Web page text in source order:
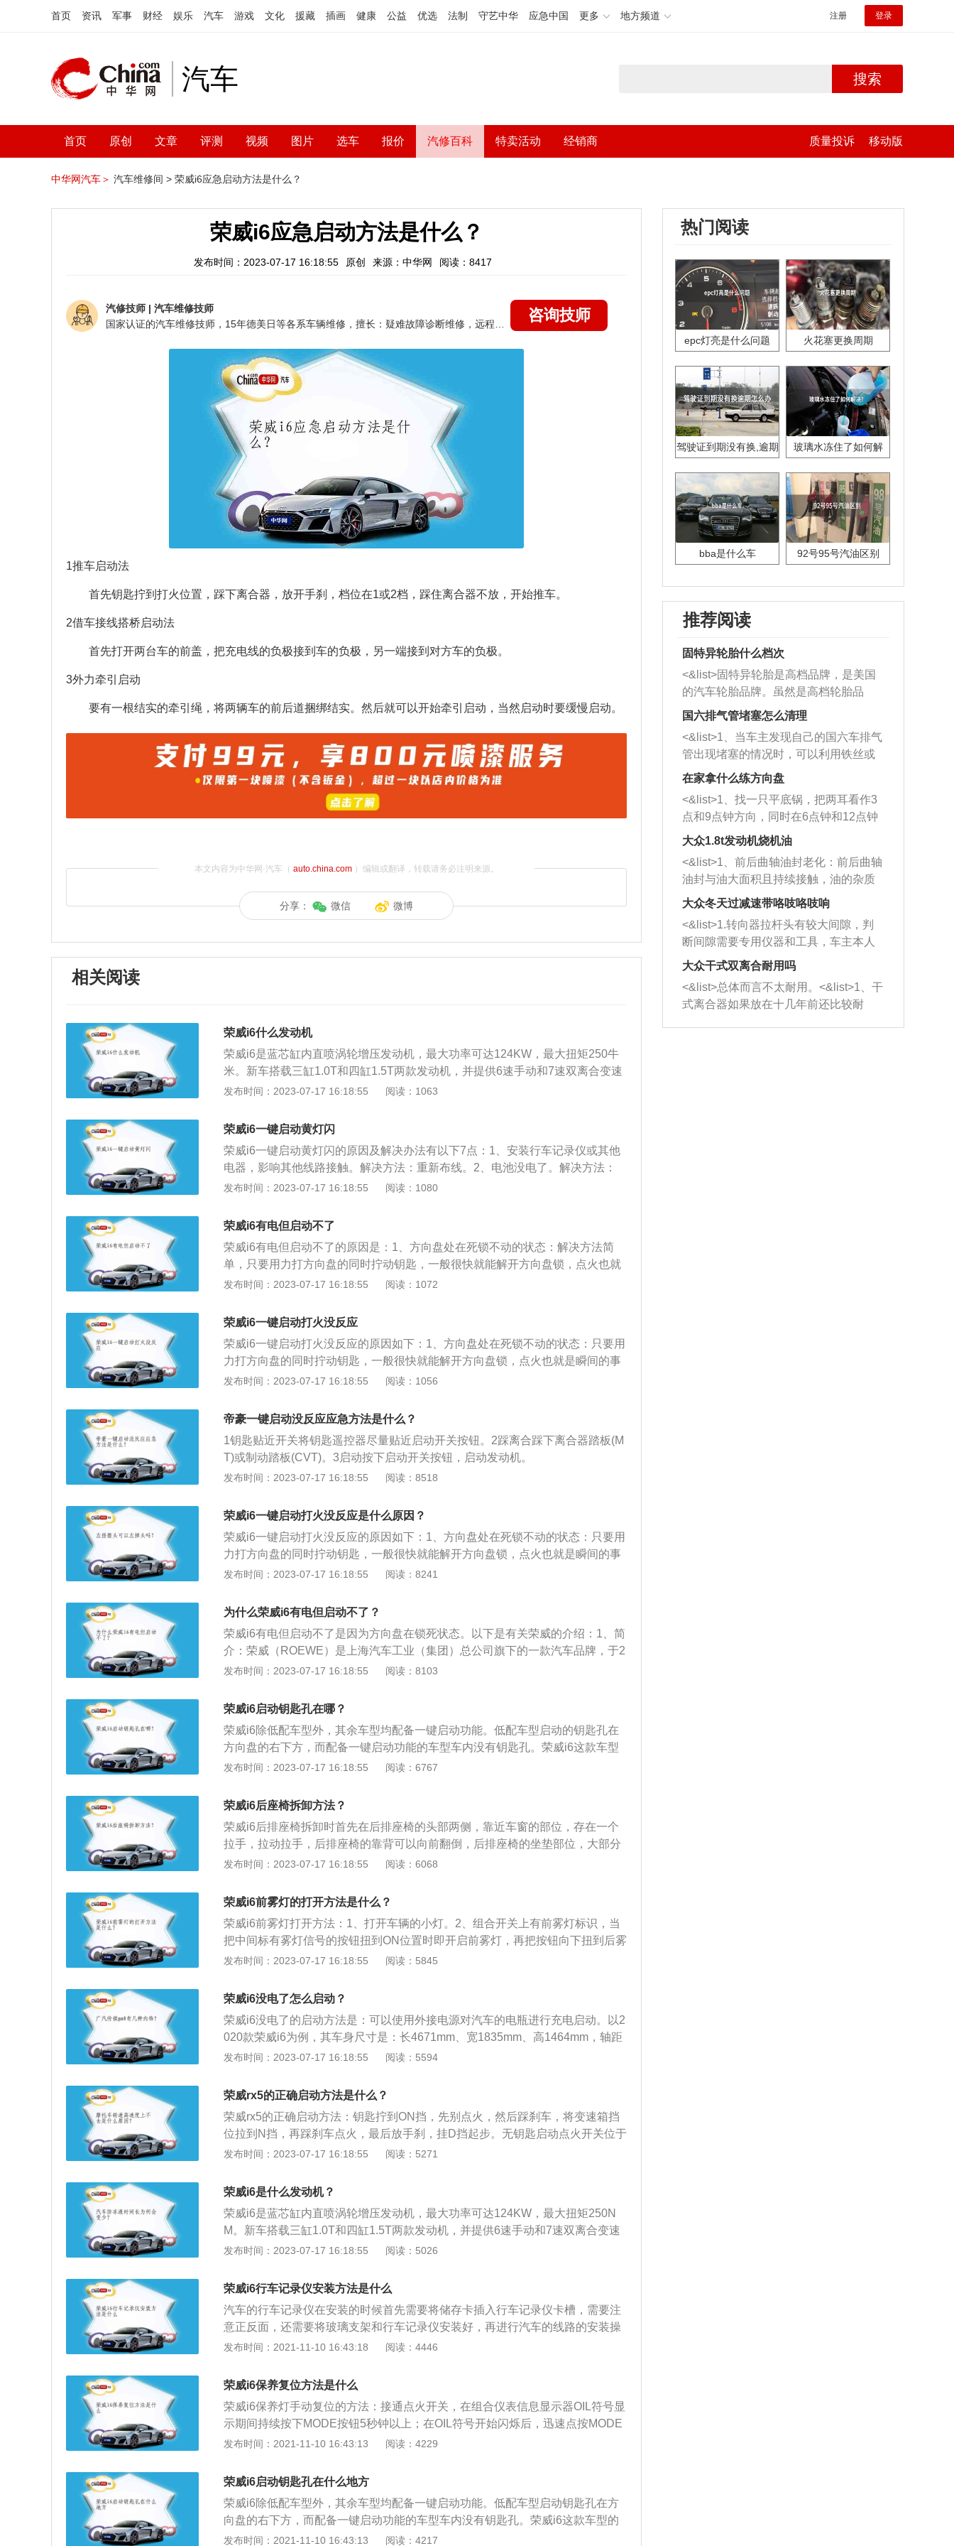
首页 资讯 军事 财经 娱乐 汽车 游戏 文化 援藏 插画 健康 公益 优选 法制 守艺中华 应急中国 更多 地方频道 注册 登录
汽车 搜索
首页 原创 文章 评测 视频 图片 选车 报价 汽修百科 特卖活动 经销商 质量投诉 移动版
中华网汽车＞ 汽车维修间 > 荣威i6应急启动方法是什么？
荣威i6应急启动方法是什么？
发布时间：2023-07-17 16:18:55 原创 来源：中华网 阅读：8417
汽修技师 | 汽车维修技师
咨询技师
1推车启动法
首先钥匙拧到打火位置，踩下离合器，放开手刹，档位在1或2档，踩住离合器不放，开始推车。
2借车接线搭桥启动法
首先打开两台车的前盖，把充电线的负极接到车的负极，另一端接到对方车的负极。
3外力牵引启动
要有一根结实的牵引绳，将两辆车的前后道捆绑结实。然后就可以开始牵引启动，当然启动时要缓慢启动。
本文内容为中华网·汽车（ auto.china.com）编辑或翻译，转载请务必注明来源。
分享： 微信 微博
相关阅读
荣威i6什么发动机
荣威i6是蓝芯缸内直喷涡轮增压发动机，最大功率可达124KW，最大扭矩250牛
米。新车搭载三缸1.0T和四缸1.5T两款发动机，并提供6速手动和7速双离合变速
箱供消费者选择。荣威对外公布了全新i6车型的动力信息，新车搭载三缸1.0T(官
速双离合变速箱供消费者选择。荣威i6搭配了10.4英寸的超大高清触控电容屏，
支持语音交互、远程车辆控制和导航等，还有YunOS智能车机系统。科技配置是i
6的一大亮点，拥有专属身份ID登录，远程车辆控制(含远程寻车、座椅加热，车
门上锁解锁、空调开启关闭)配置。同时，该车还可享受基础服务与基本流量终身
免费、无限迭代升级、智能硬件接入分享、车辆维修保养提醒及预约、车辆定位
望，低速畅挫感扣制得很不错动力输出线性，悬架表现也很舒服。
发布时间：2023-07-17 16:18:55 阅读：1063
荣威i6一键启动黄灯闪
荣威i6一键启动黄灯闪的原因及解决办法有以下7点：1、安装行车记录仪或其他
电器，影响其他线路接触。解决方法：重新布线。2、电池没电了。解决方法：
更换电池。3、钥匙感应的问题，有时候附近磁场挺强的，会有干扰，钥匙检查
正常的防盗功能。出现这种情况的原因是汽车熄火后方向盘扭曲。这时车载电脑
会认为汽车被盗，自动启动防盗功能。解决方法：先一键启动，再踩刹车，打方
向盘，再一键启动。5、怠速马达、进气道、进气门和燃烧室积碳过多。解决方
法：需要清理积碳。6、碳罐或碳罐电磁阀出现故障等，解决方法：需要前往专
业维修机构检修处理。7、一键启动钥匙没电。解决办法：更换电池即可。
发布时间：2023-07-17 16:18:55 阅读：1080
荣威i6有电但启动不了
荣威i6有电但启动不了的原因是：1、方向盘处在死锁不动的状态：解决方法简
单，只要用力打方向盘的同时拧动钥匙，一般很快就能解开方向盘锁，点火也就
是瞬间的事情了。2、停车时没有把档位回到P挡：想想如果再D挡或是R挡能够
T、CVT、AMT)，厂家都会预设这个模式，并且在说明书中一再告知：点火时确
保挡位处在P挡位置。3、一键启动有时会遇到智能钥匙亏电的烦恼。明明钥匙在
车内，但是仪表总是显示钥匙匹配错误，这种情况很可能是智能钥匙亏电，启动
系统感应不到钥匙发出的微弱电波了，于是建议将智能钥匙拿起放在启动按钮
上，然后再按压按钮启动。4、查看电瓶是否有电：打不着火可能是由于长时间
瓶。5、看看是否有油：如果油表显示已在红线以下，自然打不着火。同时还要
注意油的品质。曾有车主的车拆开后发现油箱里有水和泥，用这样的油车不坏都
不可能。6、未加防冻液：有些车主给车加水或劣质防冻液，结果导致冬天特别
不着火，并且伤及发动机其他部件。7、车辆发动机积碳过多也会造成点火困
换油品质量；检查、维修气门口。8、点火系统故障，低压电路的线连接不良或
者高压线漏电都造成该故障。需进行检查维修。9、起动机老化严重，也就是汽
车使用寿命过长，导致起动机逐渐老化，启动无力，打不着火。需要维修或更换
起动机。10、温度过低，在温度较低的冬天，汽车机油粘稠度发生变化导致转速
发布时间：2023-07-17 16:18:55 阅读：1072
荣威i6一键启动打火没反应
荣威i6一键启动打火没反应的原因如下：1、方向盘处在死锁不动的状态：只要用
力打方向盘的同时拧动钥匙，一般很快就能解开方向盘锁，点火也就是瞬间的事
情。2、停车时没有把档位回到P挡：想想如果在d挡或是r挡能够点火，点火瞬间
家都会预设这个模式，并且在说明书中一再告知：点火时确保档位处在p挡位
置。3、查看电瓶是否有电：打不着火可能是由于长时间大灯未关等原因造成的
亏电或是电瓶寿命到期，一般根据保养手册及时更换电瓶。建议找人搭电或者拖
车去修理厂修理。荣威i6一键启动打不着火的处理方法是：上下旋转汽车方向盘
与此同时按住汽车发动机一键启动按键释放出来支撑力解除方向盘锁；将档位挂
是：无线射频识别技术性，根据感应卡内的处理芯片磁感应控制开关防盗锁，当
司机靠近车子时，车辆自动检索买车人真实身份，车门锁会自行开启并消除防
盗，不用采用锁匙。
发布时间：2023-07-17 16:18:55 阅读：1056
帝豪一键启动没反应应急方法是什么？
1钥匙贴近开关将钥匙遥控器尽量贴近启动开关按钮。2踩离合踩下离合器踏板(M
T)或制动踏板(CVT)。3启动按下启动开关按钮，启动发动机。
发布时间：2023-07-17 16:18:55 阅读：8518
荣威i6一键启动打火没反应是什么原因？
荣威i6一键启动打火没反应的原因如下：1、方向盘处在死锁不动的状态：只要用
力打方向盘的同时拧动钥匙，一般很快就能解开方向盘锁，点火也就是瞬间的事
情。2、停车时没有把档位回到P挡：想想如果在D挡或是R挡能够点火，点火瞬
厂家都会预设这个模式，并且在说明书中一再告知：点火时确保档位处在P挡位
置。3、查看电瓶是否有电：打不着火可能是由于长时间大灯未关等原因造成的
亏电或是电瓶寿命到期，一般根据保养手册及时更换电瓶。
发布时间：2023-07-17 16:18:55 阅读：8241
为什么荣威i6有电但启动不了？
荣威i6有电但启动不了是因为方向盘在锁死状态。以下是有关荣威的介绍：1、简
介：荣威（ROEWE）是上海汽车工业（集团）总公司旗下的一款汽车品牌，于2
006年10月推出。2、历史：荣威的汽车技术来源于上海汽车之前收购的罗孚，但
市场。3、品牌：荣威的品牌口号为“品位、科技、实现”，表达了上海汽车以国际
化的视野、创新的理念传承国际汽车的先进技术，以民用车科技为核心，打造国
际品牌新经典的决心和信心。
发布时间：2023-07-17 16:18:55 阅读：8103
荣威i6启动钥匙孔在哪？
荣威i6除低配车型外，其余车型均配备一键启动功能。低配车型启动的钥匙孔在
方向盘的右下方，而配备一键启动功能的车型车内没有钥匙孔。荣威i6这款车型
的备用启动位置是位于一键启动的旁边位置，只要把钥匙放在旁边，即使是没有
火方式和传统启动程序，只要轻轻按下一键启动按钮键，即可实现启动熄火，在
点火的过程中大部分需要踩脚刹。2、一键启动的装置是智能汽车的一部分，是
实现简约启动过程的一个按钮装置，同时也可以熄火，该装置可以在原车钥匙锁
头的位置改装，也可以独立面板改装。3、一般情况下智能钥匙中也有带有锯齿
或凹槽的钥匙，它的作用是防止一键启动功能发生故障时，利用机械启动方式进
发布时间：2023-07-17 16:18:55 阅读：6767
荣威i6后座椅拆卸方法？
荣威i6后排座椅拆卸时首先在后排座椅的头部两侧，靠近车窗的部位，存在一个
拉手，拉动拉手，后排座椅的靠背可以向前翻倒，后排座椅的坐垫部位，大部分
是直接向车后方挤压坐垫，然后向上一抬就可以拆卸下来。以下是关于荣威i6的
671毫米、1835毫米、1464毫米，轴距为2715毫米。3、动力方面，荣威i6搭载
了一台自然吸气发动机，该发动机的最大马力为125匹，最大扭矩为158牛米，最
大功率为92千瓦。
发布时间：2023-07-17 16:18:55 阅读：6068
荣威i6前雾灯的打开方法是什么？
荣威i6前雾灯打开方法：1、打开车辆的小灯。2、组合开关上有前雾灯标识，当
把中间标有雾灯信号的按钮扭到ON位置时即开启前雾灯，再把按钮向下扭到后雾
灯的位置，即同时开启了前后雾灯，在开雾灯时，如果不确定是否打开了雾灯，
后雾灯，即在仪表盘附近有标有雾灯的按键，在开启灯光后，按下前雾灯，即可
发布时间：2023-07-17 16:18:55 阅读：5845
荣威i6没电了怎么启动？
荣威i6没电了的启动方法是：可以使用外接电源对汽车的电瓶进行充电启动。以2
020款荣威i6为例，其车身尺寸是：长4671mm、宽1835mm、高1464mm，轴距
为2715mm，最小离地间隙为115mm，油箱容积为50l。2020款荣威i6搭载了1.5t
合变速箱，其采用的前悬架类型是麦弗逊式独立悬架。
发布时间：2023-07-17 16:18:55 阅读：5594
荣威rx5的正确启动方法是什么？
荣威rx5的正确启动方法：钥匙拧到ON挡，先别点火，然后踩刹车，将变速箱挡
位拉到N挡，再踩刹车点火，最后放手刹，挂D挡起步。无钥匙启动点火开关位于
转向管柱右侧仪表板上，是按钮式启动。荣威rx5定位紧凑型suv，其车身尺寸长
5T和2.0T两款涡轮增压发动机，1.5T发动机最大功率为169马力，峰值扭矩250
牛米，与之匹配的是6速手动或7速双离合变速箱。2.0T发动机最大功率为220马
力，峰值扭矩350牛米，与之匹配的是6速双离合变速箱。
发布时间：2023-07-17 16:18:55 阅读：5271
荣威i6是什么发动机？
荣威i6是蓝芯缸内直喷涡轮增压发动机，最大功率可达124KW，最大扭矩250N
M。新车搭载三缸1.0T和四缸1.5T两款发动机，并提供6速手动和7速双离合变速
箱供消费者选择。荣威i6是上汽集团推出的一款车型，这款车的尺寸为长4671m
R概念车的设计理念，采用了宽扁的风格，整车的设计由流畅的型面和锋利的线
条构成，整车呈现出非常运动的特质。
发布时间：2023-07-17 16:18:55 阅读：5026
荣威i6行车记录仪安装方法是什么
汽车的行车记录仪在安装的时候首先需要将储存卡插入行车记录仪卡槽，需要注
意正反面，还需要将玻璃支架和行车记录仪安装好，再进行汽车的线路的安装操
作就可以了。行车记录仪记录的录音和视频可以自动删除，是根据行车记录仪的
料顶出去。在汽车发生事故时，可以从行车记录仪内调取相应的证据，如果行车
记录仪自带的内存卡比较小，如果选择32G的行车记录仪内存卡，大概可以记录
一个月的行驶记录，需要记录更长时间的视频资料可以选择更大内存的记录卡。
发布时间：2021-11-10 16:43:18 阅读：4446
荣威i6保养复位方法是什么
荣威i6保养灯手动复位的方法：接通点火开关，在组合仪表信息显示器OIL符号显
示期间持续按下MODE按钮5秒钟以上；在OIL符号开始闪烁后，迅速点按MODE
按钮5次以上；OIL符号将闪烁3次后熄灭，保养提醒报警灯熄灭，归零复位操作
距离计数器复位按钮并按住。2、将点火开关置于ON位置，放开短程距离计数器
复位按钮，显示屏出现SERVICE标志。3、拉出时钟上的分钟按钮，向右转动分
钟按钮，显示屏上出现里程显示。4、将发动机熄火，提醒信息复位。5、将点火
开关置于ON位置，SERVICE标志消失。保养灯的作用就是记录一些重要配件的
使用里程数，犹如短跑比赛中的计时器一样，起到提醒车主以及汽车维修工作人
发布时间：2021-11-10 16:43:13 阅读：4229
荣威i6启动钥匙孔在什么地方
荣威i6除低配车型外，其余车型均配备一键启动功能。低配车型启动钥匙孔在方
向盘的右下方，而配备一键启动功能的车型车内没有钥匙孔。荣威i6这款车型的
备用启动位置是位于一键启动的旁边位置，只要把钥匙放在旁边的话，即使是没
发布时间：2021-11-10 16:43:13 阅读：4217
热门阅读
epc灯亮是什么问题 火花塞更换周期
驾驶证到期没有换,逾期
玻璃水冻住了如何解
bba是什么车 92号95号汽油区别
推荐阅读
固特异轮胎什么档次
<&list>固特异轮胎是高档品牌，是美国
的汽车轮胎品牌。虽然是高档轮胎品
牌，但是中高低端的轮胎都有生产，这
也是为了更好的开拓市场。
国六排气管堵塞怎么清理
<&list>1、当车主发现自己的国六车排气
管出现堵塞的情况时，可以利用铁丝或
者是细棍，直接将杂物给取出来，如果
堵塞情况比较严重，也可以采取应急措
施。 <&list>2、直接利用木棍将所有的
杂物推到排气管里面的位置处，然后将
三元催化器拆解开，就可以将堵塞的东
西取出来。但如果是因为积碳过多引起
的堵塞，就需要将三元催化器泡在草酸
洗剂对堵塞的情况得到解决，将清洗剂
放在燃油箱中，与燃油混合后，车辆启
动时，就可以和汽油一起进入到燃烧
室，最后形成废气排出，就可以让三元
催化器得到清洗，排气管堵塞的情况就
能够得到解决。
在家拿什么练方向盘
<&list>1、找一只平底锅，把两耳看作3
点和9点钟方向，同时在6点钟和12点钟
方向做一个标记。 <&list>2、双手握住
一圈半的练习，往右同样也要打相同的
圈数。 <&list>3、最后强调要反复练
习，这样就可以形成肌肉记忆，在真实
驾驶车辆时，不需要记忆也能打好方
向。
大众1.8t发动机烧机油
<&list>1、前后曲轴油封老化：前后曲轴
油封与油大面积且持续接触，油的杂质
和发动机内持续温度变化使其密封效果
逐渐减弱，导致渗油或漏油。<&list>2、
活塞间隙过大：积碳会使活塞环与缸体
的间隙扩大，导致机油流入燃烧室中，
造成烧机油。<&list>3、机油粘度。使用
机油粘度过小的话，同样会有烧机油现
象，机油粘度过小具有很好的流动性，
大众冬天过减速带咯吱咯吱响
<&list>1.转向器拉杆头有较大间隙，判
断间隙需要专用仪器和工具，车主本人
无法制作，需要将车辆送到修理厂或4s
店；<&list>2.车辆半轴套管防尘罩破
裂，破裂后会出现漏油现象，使半轴磨
损严重，磨损的半轴容易损坏，产生异
响；<&list>3.稳定器的转向胶套和球头
大众干式双离合耐用吗
<&list>总体而言不太耐用。<&list>1、干
式离合器如果放在十几年前还比较耐